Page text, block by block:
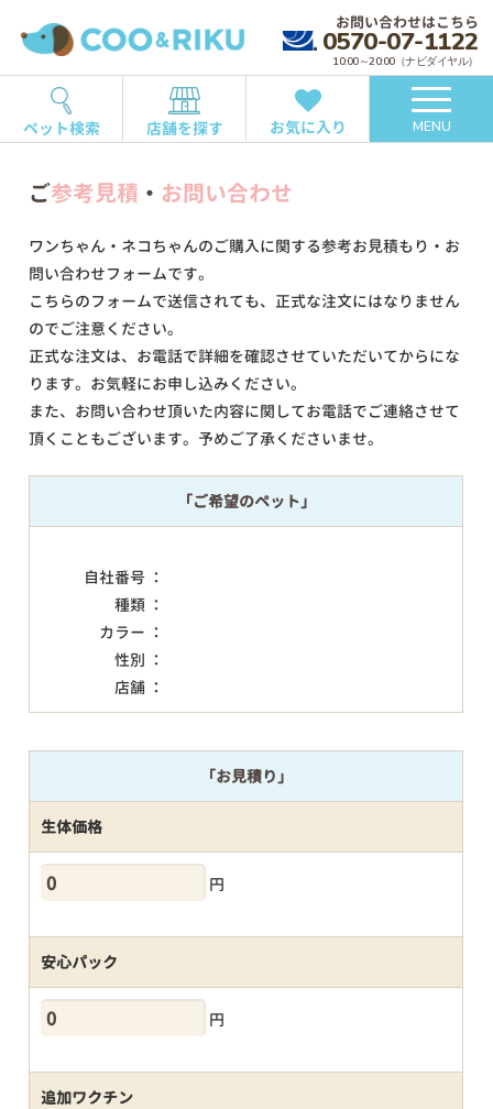
お問い合わせはこちら
0570-07-1122
10:00～20:00（ナビダイヤル）
ペット検索 店舗を探す お気に入り MENU
ご参考見積 ・ お問い合わせ
ワンちゃん・ネコちゃんのご購入に関する参考お見積もり・お
問い合わせフォームです。
こちらのフォームで送信されても、正式な注文にはなりません
のでご注意ください。
正式な注文は、お電話で詳細を確認させていただいてからにな
ります。お気軽にお申し込みください。
また、お問い合わせ頂いた内容に関してお電話でご連絡させて
頂くこともございます。予めご了承くださいませ。
「ご希望のペット」
自社番号 ：
種類 ：
カラー ：
性別 ：
店舗 ：
「お見積り」
生体価格
円
安心パック
円
追加ワクチン